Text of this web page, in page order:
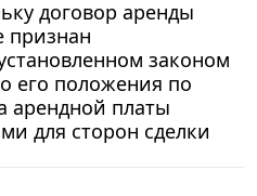
договор аренды
признан
законом
его положения по
арендной платы
для сторон сделки